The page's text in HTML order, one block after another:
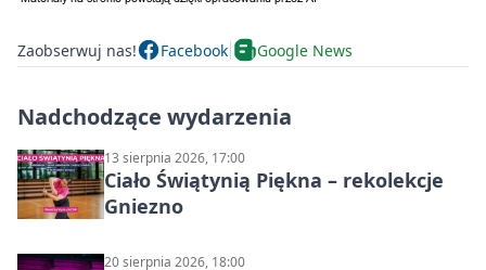
Zaobserwuj nas! Facebook Google News
Nadchodzące wydarzenia
13 sierpnia 2026, 17:00
Ciało Świątynią Piękna – rekolekcje
Gniezno
20 sierpnia 2026, 18:00